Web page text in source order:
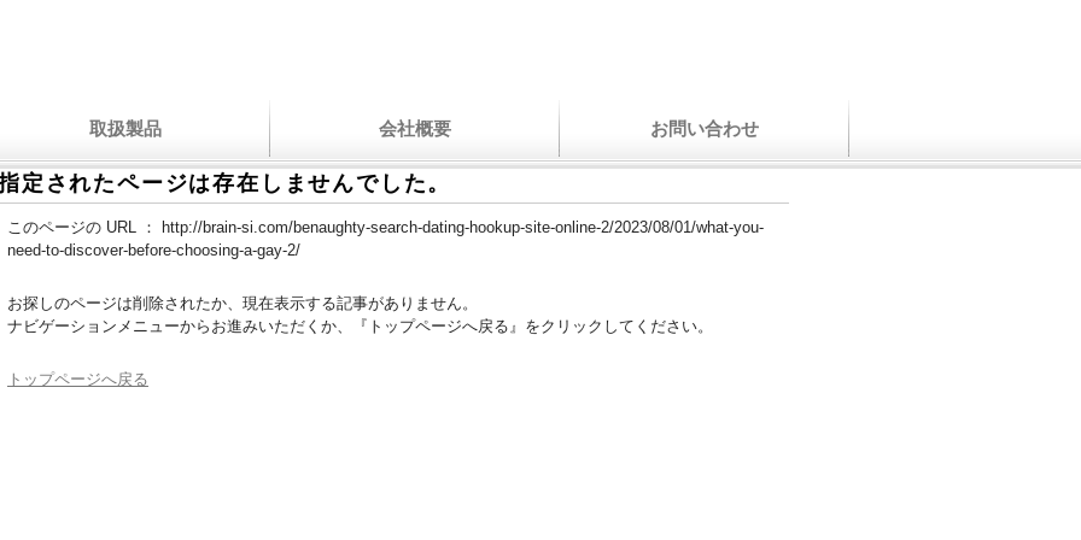
取扱製品 会社概要 お問い合わせ
定されたページは存在しませんでした。
このページの URL ：
http://brain-si.com/benaughty-search-dating-hookup-site-online-2/2023/08/01/what-you-
need-to-discover-before-choosing-a-gay-2/
お探しのページは削除されたか、現在表示する記事がありません。
ナビゲーションメニューからお進みいただくか、『トップページへ戻る』をクリックしてください。
トップページへ戻る